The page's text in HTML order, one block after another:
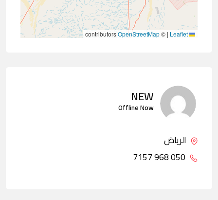
|
©
OpenStreetMap
NEW
Offline Now
الرياض